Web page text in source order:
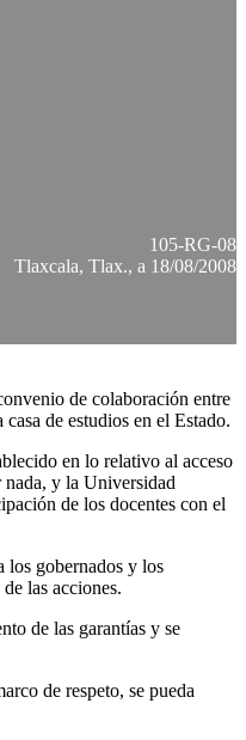
105-RG-08
Tlaxcala, Tlax., a 18/08/2008
de colaboración entre
de estudios en el Estado.
en lo relativo al acceso
nada, y la Universidad
de los docentes con el
los gobernados y los
las acciones.
de las garantías y se
de respeto, se pueda